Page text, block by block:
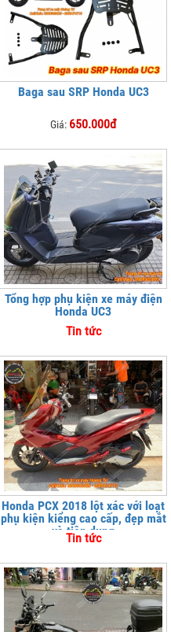
Baga sau SRP Honda UC3
Giá: 650.000đ
Tổng hợp phụ kiện xe máy điện
Honda UC3
Tin tức
Honda PCX 2018 lột xác với loạt
phụ kiện kiểng cao cấp, đẹp mắt
và tiện dụng
Tin tức